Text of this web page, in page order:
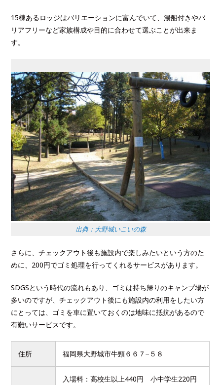
15棟あるロッジはバリエーションに富んでいて、湯船付きやバ
リアフリーなど家族構成や目的に合わせて選ぶことが出来ま
す。
出典：大野城いこいの森
さらに、チェックアウト後も施設内で楽しみたいという方のた
めに、200円でゴミ処理を行ってくれるサービスがあります。
SDGSという時代の流れもあり、ゴミは持ち帰りのキャンプ場が
多いのですが、チェックアウト後にも施設内の利用をしたい方
にとっては、ゴミを車に置いておくのは地味に抵抗があるので
有難いサービスです。
住所 福岡県大野城市牛頸６６７−５８
入場料：高校生以上440円 小中学生220円